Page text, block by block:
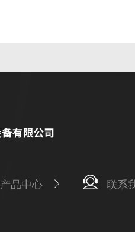
产品中心 联系